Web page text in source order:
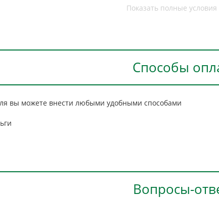
Показать полные
Способы
вы можете внести любыми удобными способами
Вопросы-